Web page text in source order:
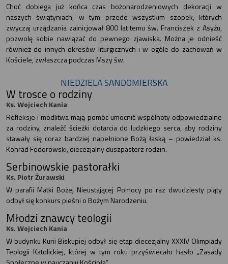
Choć dobiega już końca czas bożonarodzeniowych dekoracji w
naszych świątyniach, w tym przede wszystkim szopek, których
zwyczaj urządzania zainicjował 800 lat temu św. Franciszek z Asyżu,
pozwolę sobie nawiązać do pewnego zjawiska. Można je odnieść
również do innych okresów liturgicznych i w ogóle do zachowań w
Kościele, zwłaszcza podczas Mszy św.
NIEDZIELA SANDOMIERSKA
W trosce o rodziny
Ks. Wojciech Kania
Refleksje i modlitwa mają pomóc umocnić wspólnoty odpowiedzialne
za rodziny, znaleźć ścieżki dotarcia do ludzkiego serca, aby rodziny
stawały się coraz bardziej napełnione Bożą łaską – powiedział ks.
Konrad Fedorowski, diecezjalny duszpasterz rodzin.
Serbinowskie pastorałki
Ks. Piotr Żurawski
W parafii Matki Bożej Nieustającej Pomocy po raz dwudziesty piąty
odbył się konkurs pieśni o Bożym Narodzeniu.
Młodzi znawcy teologii
Ks. Wojciech Kania
W budynku Kurii Biskupiej odbył się etap diecezjalny XXXIV Olimpiady
Teologii Katolickiej, której w tym roku przyświecało hasło „Zasady